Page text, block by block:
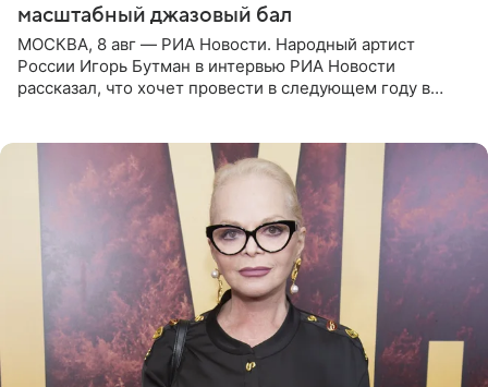
масштабный джазовый бал
МОСКВА, 8 авг — РИА Новости. Народный артист
России Игорь Бутман в интервью РИА Новости
рассказал, что хочет провести в следующем году в